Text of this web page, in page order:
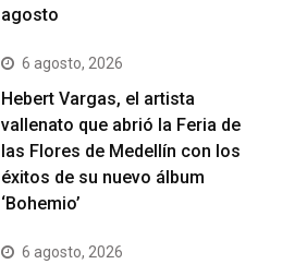
agosto
6 agosto, 2026
Hebert Vargas, el artista
vallenato que abrió la Feria de
las Flores de Medellín con los
éxitos de su nuevo álbum
‘Bohemio’
6 agosto, 2026